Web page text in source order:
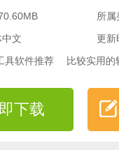
所属
文
更新
具软件推荐 比较实用的
下载